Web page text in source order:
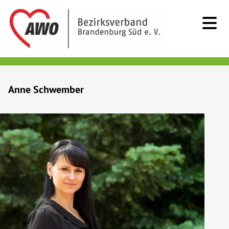
Menschen mit Behinderung
Beratung & Hilfe
Begegnung
Bildung
Anne Schwember